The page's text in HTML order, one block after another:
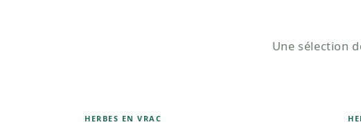
Une sélection
HERBES EN VRAC